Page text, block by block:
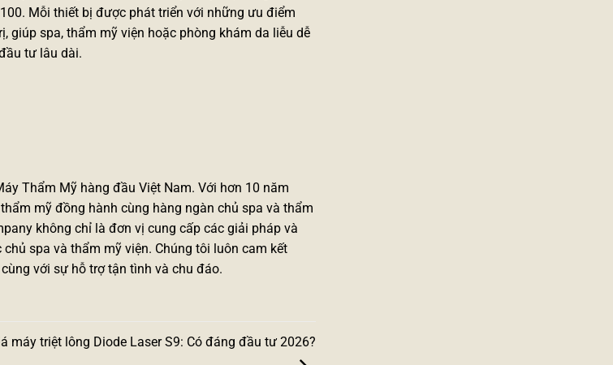
. Mỗi thiết bị được phát triển với những ưu điểm
giúp spa, thẩm mỹ viện hoặc phòng khám da liễu dễ
tư lâu dài.
Thẩm Mỹ hàng đầu Việt Nam. Với hơn 10 năm
mỹ đồng hành cùng hàng ngàn chủ spa và thẩm
không chỉ là đơn vị cung cấp các giải pháp và
spa và thẩm mỹ viện. Chúng tôi luôn cam kết
với sự hỗ trợ tận tình và chu đáo.
máy triệt lông Diode Laser S9: Có đáng đầu tư 2026?